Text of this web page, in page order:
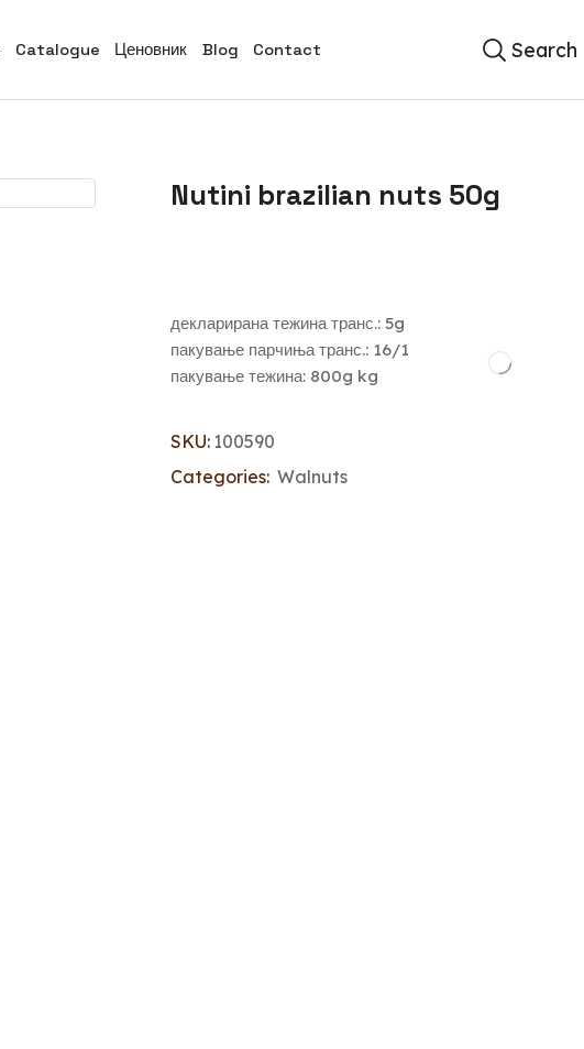
Catalogue Ценовник Blog Contact Search
Nutini brazilian nuts 50g
декларирана тежина транс.: 5g
пакување парчиња транс.: 16/1
пакување тежина: 800g kg
SKU: 100590
Categories: Walnuts